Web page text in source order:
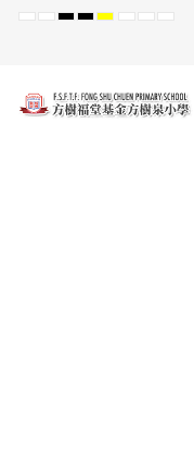
Default
NightHighHighHighSetSetSet